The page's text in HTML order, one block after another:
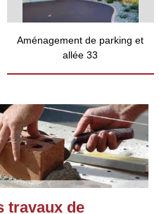
Aménagement de parking et
allée 33
travaux de